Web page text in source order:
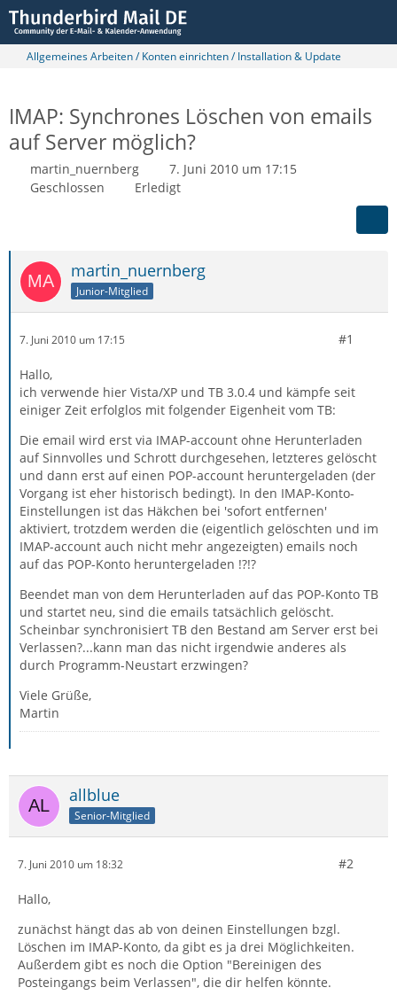
Allgemeines Arbeiten / Konten einrichten / Installation & Update
IMAP: Synchrones Löschen von emails
auf Server möglich?
martin_nuernberg
7. Juni 2010 um 17:15
Geschlossen
Erledigt
martin_nuernberg
Junior-Mitglied
7. Juni 2010 um 17:15 #1
Hallo,
ich verwende hier Vista/XP und TB 3.0.4 und kämpfe seit
einiger Zeit erfolglos mit folgender Eigenheit vom TB:
Die email wird erst via IMAP-account ohne Herunterladen
auf Sinnvolles und Schrott durchgesehen, letzteres gelöscht
und dann erst auf einen POP-account heruntergeladen (der
Vorgang ist eher historisch bedingt). In den IMAP-Konto-
Einstellungen ist das Häkchen bei 'sofort entfernen'
aktiviert, trotzdem werden die (eigentlich gelöschten und im
IMAP-account auch nicht mehr angezeigten) emails noch
auf das POP-Konto heruntergeladen !?!?
Beendet man von dem Herunterladen auf das POP-Konto TB
und startet neu, sind die emails tatsächlich gelöscht.
Scheinbar synchronisiert TB den Bestand am Server erst bei
Verlassen?...kann man das nicht irgendwie anderes als
durch Programm-Neustart erzwingen?
Viele Grüße,
Martin
allblue
Senior-Mitglied
7. Juni 2010 um 18:32 #2
Hallo,
zunächst hängt das ab von deinen Einstellungen bzgl.
Löschen im IMAP-Konto, da gibt es ja drei Möglichkeiten.
Außerdem gibt es noch die Option "Bereinigen des
Posteingangs beim Verlassen", die dir helfen könnte.